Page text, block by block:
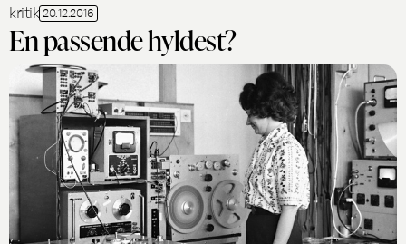
kritik 20.12.2016
En passende hyldest?